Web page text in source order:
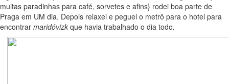
muitas paradinhas para café, sorvetes e afins} rodei boa parte de
Praga em UM dia. Depois relaxei e peguei o metrô para o hotel para
encontrar maridóvizk que havia trabalhado o dia todo.